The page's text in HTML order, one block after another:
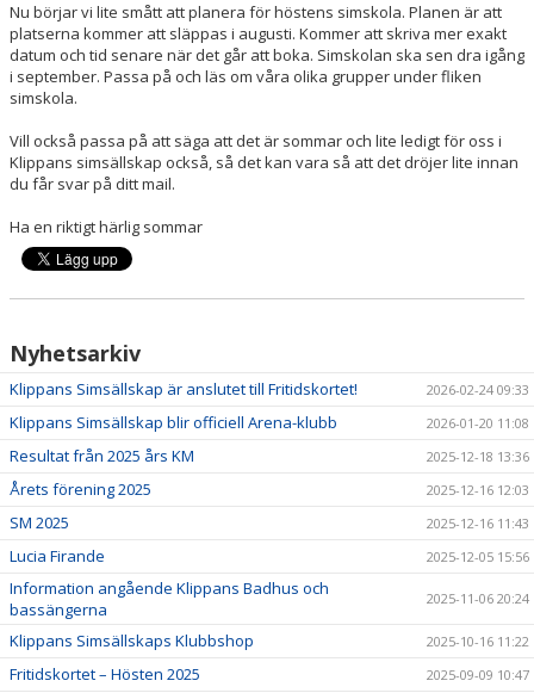
JOBBA I KSS
Nu börjar vi lite smått att planera för höstens simskola. Planen är att
platserna kommer att släppas i augusti. Kommer att skriva mer exakt
datum och tid senare när det går att boka. Simskolan ska sen dra igång
i september. Passa på och läs om våra olika grupper under fliken
simskola.
Vill också passa på att säga att det är sommar och lite ledigt för oss i
Klippans simsällskap också, så det kan vara så att det dröjer lite innan
du får svar på ditt mail.
Ha en riktigt härlig sommar
Nyhetsarkiv
Klippans Simsällskap är anslutet till Fritidskortet! 2026-02-24 09:33
Klippans Simsällskap blir officiell Arena-klubb 2026-01-20 11:08
Resultat från 2025 års KM 2025-12-18 13:36
Årets förening 2025 2025-12-16 12:03
SM 2025 2025-12-16 11:43
Lucia Firande 2025-12-05 15:56
Information angående Klippans Badhus och
bassängerna
2025-11-06 20:24
Klippans Simsällskaps Klubbshop 2025-10-16 11:22
Fritidskortet – Hösten 2025 2025-09-09 10:47